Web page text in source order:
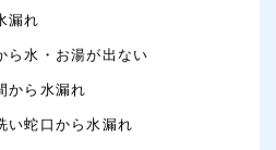
漏れ
ら水・お湯が出ない
から水漏れ
い蛇口から水漏れ